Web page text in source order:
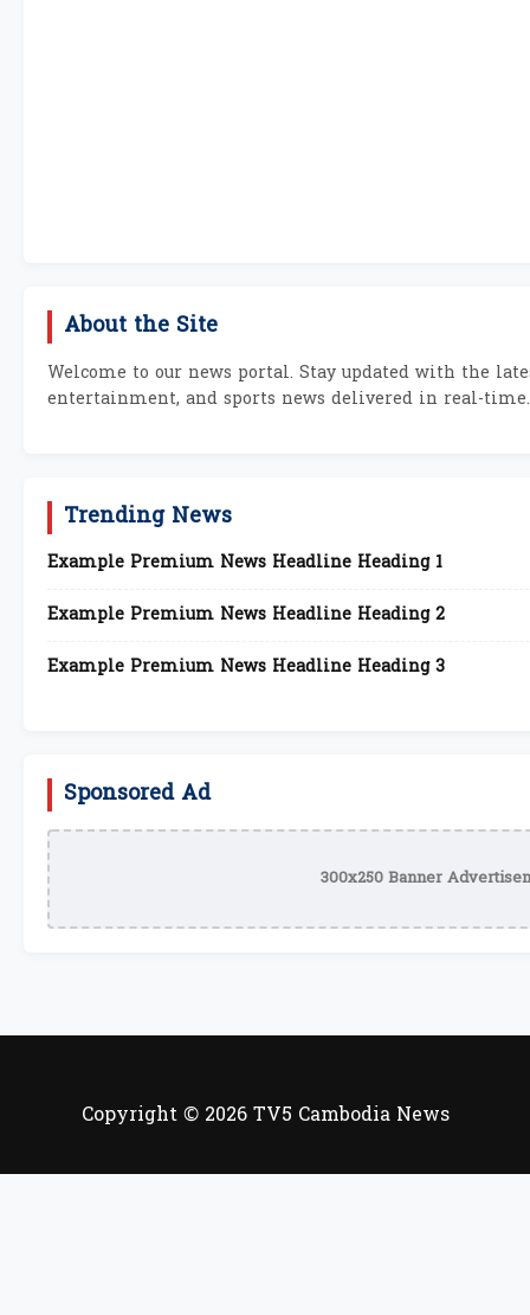
About the Site
Welcome to our news portal. Stay updated with the
entertainment, and sports news delivered in real-time.
Trending News
Example Premium News Headline Heading 1
Example Premium News Headline Heading 2
Example Premium News Headline Heading 3
Sponsored Ad
300x250 Banner
Copyright © 2026 TV5 Cambodia News